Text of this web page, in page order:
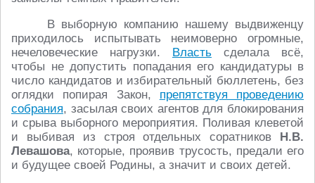
В выборную компанию нашему выдвиженцу
приходилось испытывать неимоверно огромные,
нечеловеческие нагрузки. Власть сделала всё,
чтобы не допустить попадания его кандидатуры в
число кандидатов и избирательный бюллетень, без
оглядки попирая Закон, препятствуя проведению
собрания, засылая своих агентов для блокирования
и срыва выборного мероприятия. Поливая клеветой
и выбивая из строя отдельных соратников Н.В.
Левашова, которые, проявив трусость, предали его
и будущее своей Родины, а значит и своих детей.